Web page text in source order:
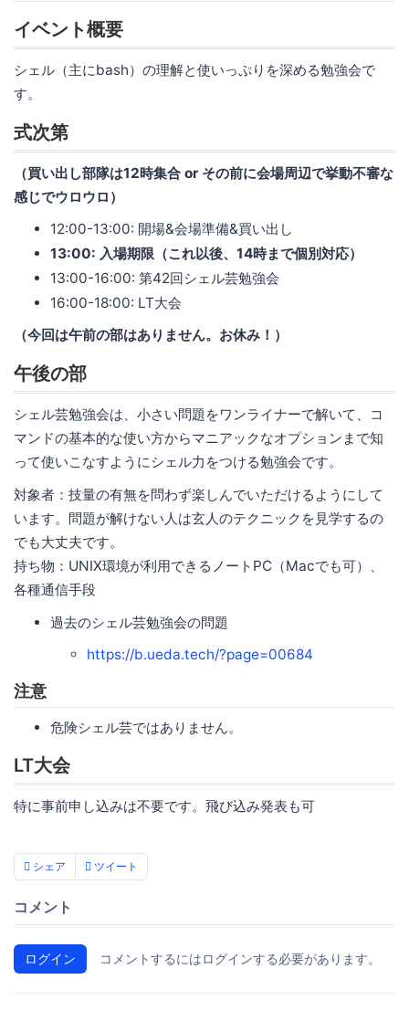
イベント概要
シェル（主にbash）の理解と使いっぷりを深める勉強会で
す。
式次第
（買い出し部隊は12時集合 or その前に会場周辺で挙動不審な
感じでウロウロ）
12:00-13:00: 開場&会場準備&買い出し
13:00: 入場期限（これ以後、14時まで個別対応）
13:00-16:00: 第42回シェル芸勉強会
16:00-18:00: LT大会
（今回は午前の部はありません。お休み！）
午後の部
シェル芸勉強会は、小さい問題をワンライナーで解いて、コ
マンドの基本的な使い方からマニアックなオプションまで知
って使いこなすようにシェル力をつける勉強会です。
対象者：技量の有無を問わず楽しんでいただけるようにして
います。問題が解けない人は玄人のテクニックを見学するの
でも大丈夫です。
持ち物：UNIX環境が利用できるノートPC（Macでも可）、
各種通信手段
過去のシェル芸勉強会の問題
https://b.ueda.tech/?page=00684
注意
危険シェル芸ではありません。
LT大会
特に事前申し込みは不要です。飛び込み発表も可
シェア ツイート
コメント
ログイン コメントするにはログインする必要があります。